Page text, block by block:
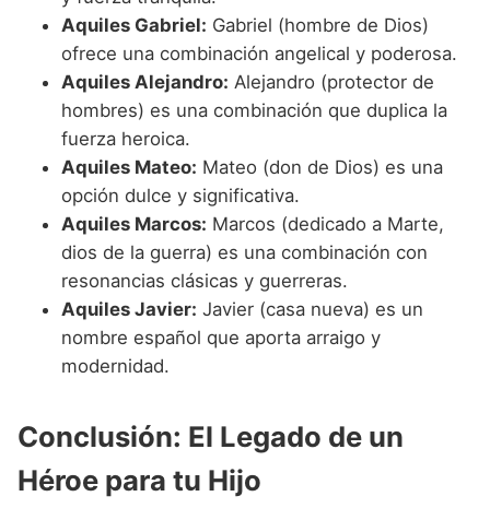
Aquiles Gabriel: Gabriel (hombre de Dios)
ofrece una combinación angelical y poderosa.
Aquiles Alejandro: Alejandro (protector de
hombres) es una combinación que duplica la
fuerza heroica.
Aquiles Mateo: Mateo (don de Dios) es una
opción dulce y significativa.
Aquiles Marcos: Marcos (dedicado a Marte,
dios de la guerra) es una combinación con
resonancias clásicas y guerreras.
Aquiles Javier: Javier (casa nueva) es un
nombre español que aporta arraigo y
modernidad.
Conclusión: El Legado de un
Héroe para tu Hijo